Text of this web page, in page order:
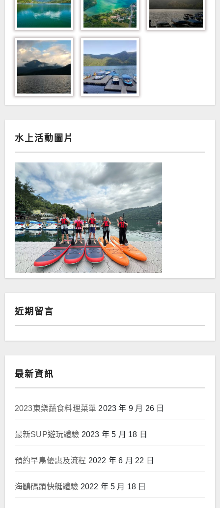
水上活動圖片
近期留言
最新資訊
2023東樂蔬食料理菜單 2023 年 9 月 26 日
最新SUP遊玩體驗 2023 年 5 月 18 日
預約早鳥優惠及流程 2022 年 6 月 22 日
海鷗碼頭快艇體驗 2022 年 5 月 18 日